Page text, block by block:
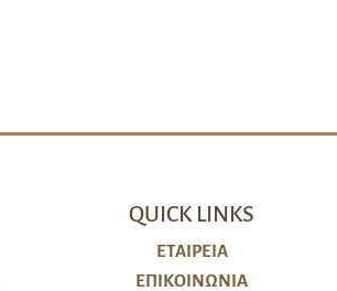
QUICK LINKS
ΕΤΑΙΡΕΙΑ
ΕΠΙΚΟΙΝΩΝΙΑ